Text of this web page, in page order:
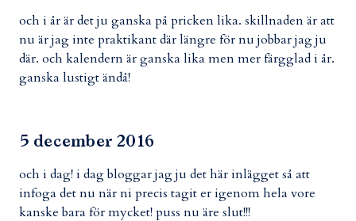
och i år är det ju ganska på pricken lika. skillnaden är att
nu är jag inte praktikant där längre för nu jobbar jag ju
där. och kalendern är ganska lika men mer färgglad i år.
ganska lustigt ändå!
5 december 2016
och i dag! i dag bloggar jag ju det här inlägget så att
infoga det nu när ni precis tagit er igenom hela vore
kanske bara för mycket! puss nu äre slut!!!